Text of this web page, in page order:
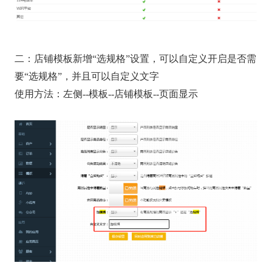
二：店铺模板新增“选规格”设置，可以自定义开启是否需
要“选规格”，并且可以自定义文字
使用方法：左侧--模板--店铺模板--页面显示